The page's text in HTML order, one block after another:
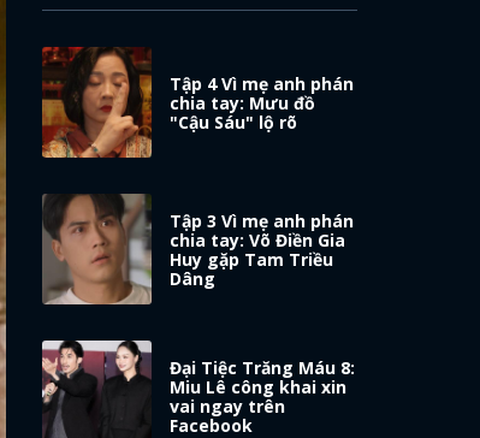
Tập 4 Vì mẹ anh phán
chia tay: Mưu đồ
"Cậu Sáu" lộ rõ
Tập 3 Vì mẹ anh phán
chia tay: Võ Điền Gia
Huy gặp Tam Triều
Dâng
Đại Tiệc Trăng Máu 8:
Miu Lê công khai xin
vai ngay trên
Facebook